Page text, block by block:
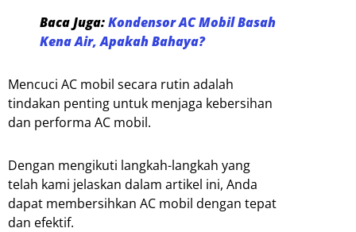
Baca Juga:Kondensor AC Mobil Basah
Kena Air, Apakah Bahaya?
Mencuci AC mobil secara rutin adalah
tindakan penting untuk menjaga kebersihan
dan performa AC mobil.
Dengan mengikuti langkah-langkah yang
telah kami jelaskan dalam artikel ini, Anda
dapat membersihkan AC mobil dengan tepat
dan efektif.